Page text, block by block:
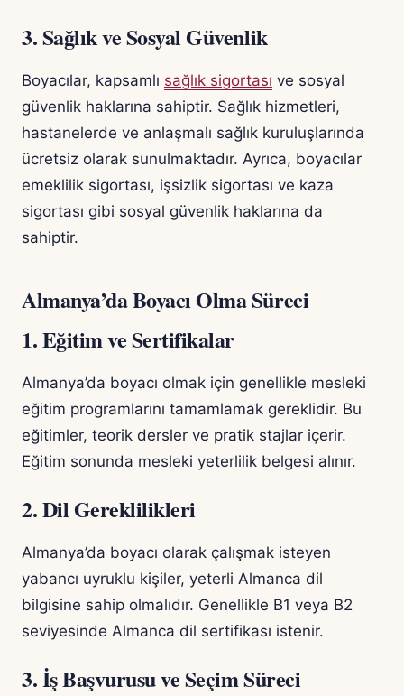
3. Sağlık ve Sosyal Güvenlik
Boyacılar, kapsamlı sağlık sigortası ve sosyal
güvenlik haklarına sahiptir. Sağlık hizmetleri,
hastanelerde ve anlaşmalı sağlık kuruluşlarında
ücretsiz olarak sunulmaktadır. Ayrıca, boyacılar
emeklilik sigortası, işsizlik sigortası ve kaza
sigortası gibi sosyal güvenlik haklarına da
sahiptir.
Almanya’da Boyacı Olma Süreci
1. Eğitim ve Sertifikalar
Almanya’da boyacı olmak için genellikle mesleki
eğitim programlarını tamamlamak gereklidir. Bu
eğitimler, teorik dersler ve pratik stajlar içerir.
Eğitim sonunda mesleki yeterlilik belgesi alınır.
2. Dil Gereklilikleri
Almanya’da boyacı olarak çalışmak isteyen
yabancı uyruklu kişiler, yeterli Almanca dil
bilgisine sahip olmalıdır. Genellikle B1 veya B2
seviyesinde Almanca dil sertifikası istenir.
3. İş Başvurusu ve Seçim Süreci